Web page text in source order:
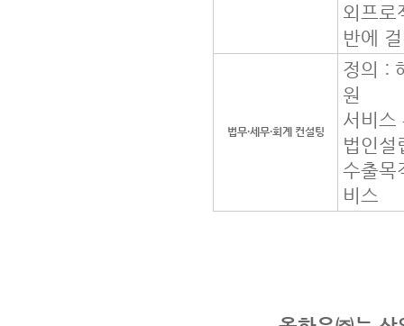
외프로
반에
법무·세무·회계 컨설팅
정의 :
원
서비스
법인설
수출목
비스